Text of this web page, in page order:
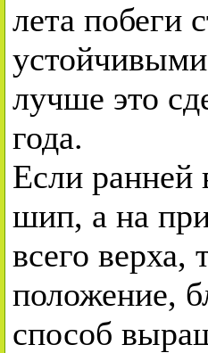
лета побеги
лучше это
года.
Если ранней
шип, а на
всего верха,
положение,
способ